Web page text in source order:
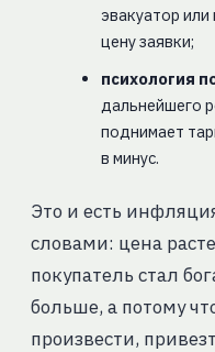
эвакуатор
цену заявки;
психология
дальнейшего
поднимает
в минус.
Это и есть
словами: цена
покупатель стал
больше, а потому
произвести,